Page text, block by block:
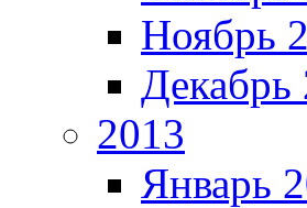
Ноябрь
Декабрь
2013
Январь